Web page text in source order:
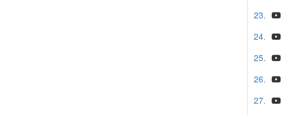
23.
24.
25.
26.
27.